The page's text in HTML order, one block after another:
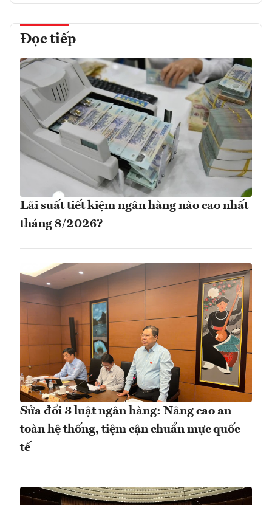
Đọc tiếp
Lãi suất tiết kiệm ngân hàng nào cao nhất
tháng 8/2026?
Sửa đổi 3 luật ngân hàng: Nâng cao an
toàn hệ thống, tiệm cận chuẩn mực quốc
tế